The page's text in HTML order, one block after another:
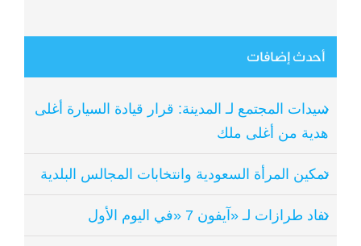
أحدث إضافات
سيدات المجتمع لـ المدينة: قرار قيادة السيارة أغلى
هدية من أغلى ملك
تمكين المرأة السعودية وانتخابات المجالس البلدية
نفاد طرازات لـ «آيفون 7 «في اليوم الأول